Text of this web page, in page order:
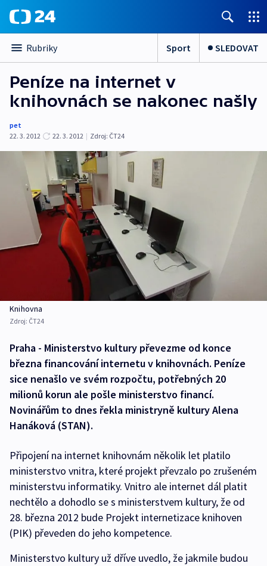
Rubriky Sport SLEDOVAT
Peníze na internet v
knihovnách se nakonec našly
pet
22. 3. 2012
22. 3. 2012 | Zdroj: ČT24
Knihovna
Zdroj: ČT24
Praha - Ministerstvo kultury převezme od konce
března financování internetu v knihovnách. Peníze
sice nenašlo ve svém rozpočtu, potřebných 20
milionů korun ale pošle ministerstvo financí.
Novinářům to dnes řekla ministryně kultury Alena
Hanáková (STAN).
Připojení na internet knihovnám několik let platilo
ministerstvo vnitra, které projekt převzalo po zrušeném
ministerstvu informatiky. Vnitro ale internet dál platit
nechtělo a dohodlo se s ministerstvem kultury, že od
28. března 2012 bude Projekt internetizace knihoven
(PIK) převeden do jeho kompetence.
Ministerstvo kultury už dříve uvedlo, že jakmile budou